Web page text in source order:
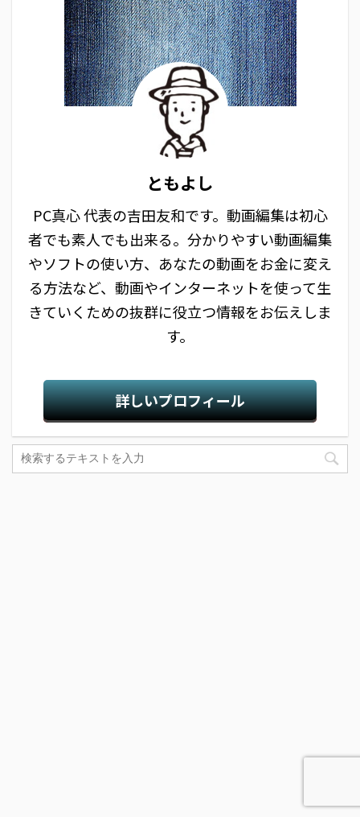
ともよし
PC真心 代表の吉田友和です。動画編集は初心
者でも素人でも出来る。分かりやすい動画編集
やソフトの使い方、あなたの動画をお金に変え
る方法など、動画やインターネットを使って生
きていくための抜群に役立つ情報をお伝えしま
す。
詳しいプロフィール